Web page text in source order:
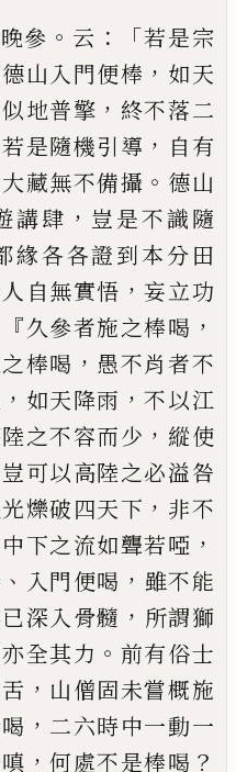
晚參 。 云 ：「若是宗
德山入門便棒 ， 如天
似地普擎 ， 終不落二
若是隨機引導 ， 自有
藏無不備攝 。 德山
講肆 ， 豈是不識隨
緣各各證到本分田
自無實悟 ，妄立功
『久參者施之棒喝 ，
棒喝 ， 愚不肖者不
， 如天降雨 ，不以江
之不容而少 ， 縱使
豈可以高陸之必溢咎
爍破四天下 ， 非不
中下之流如聾若啞 ，
、 入門便喝 ， 雖不能
已深入骨髓 ， 所謂獅
全其力 。 前有俗士
， 山僧固未嘗概施
， 二六時中一動一
，何處不是棒喝 ？